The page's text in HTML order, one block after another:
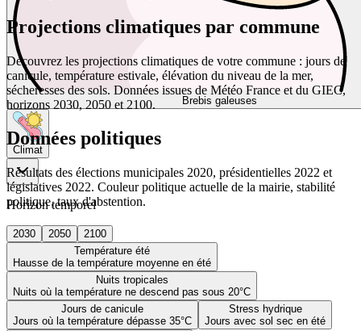
Brebis galeuses
Climat
Horizon temporel
2030 2050
2100
Température été
Hausse de la température moyenne en été
Nuits tropicales
Nuits où la température ne descend pas sous 20°C
Jours de canicule
Jours où la température dépasse 35°C
Stress hydrique
Jours avec sol sec en été
Projections climatiques par commune
Découvrez les projections climatiques de votre commune : jours de
canicule, température estivale, élévation du niveau de la mer,
sécheresses des sols. Données issues de Météo France et du GIEC,
horizons 2030, 2050 et 2100.
Données politiques
Résultats des élections municipales 2020, présidentielles 2022 et
législatives 2022. Couleur politique actuelle de la mairie, stabilité
politique, taux d'abstention.